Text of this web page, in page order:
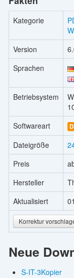
Kategorie
Version
Sprachen
Betriebsystem
Softwareart
Dateigröße
Preis
Hersteller
Aktualisiert
Korrektur
Neue
S-IT-3Kopier